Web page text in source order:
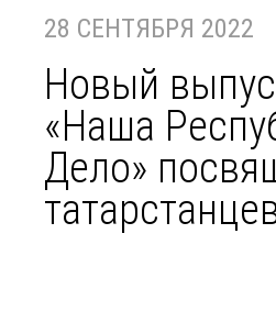
28 СЕНТЯБРЯ 2022
Новый
«Наша
Дело»